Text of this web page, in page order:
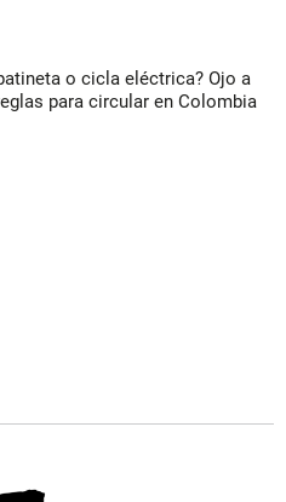
o cicla eléctrica? Ojo a
para circular en Colombia